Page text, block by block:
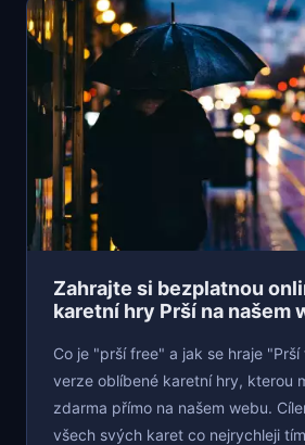
Zahrajte si bezplatnou
karetní hry Prší na našem
Co je "prší free" a jak se hraje "Prší
verze oblíbené karetní hry, kterou
zdarma přímo na našem webu.
všech svých karet co nejrychleji